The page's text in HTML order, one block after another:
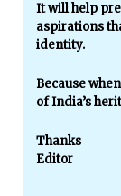
It will help
aspirations
identity.
Because
of India’s
Thanks
Editor